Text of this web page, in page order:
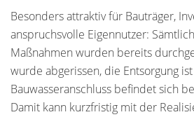
Besonders attraktiv für Bauträger,
anspruchsvolle Eigennutzer:
Maßnahmen wurden bereits
wurde abgerissen, die Entsorgung
Bauwasseranschluss befindet sich
Damit kann kurzfristig mit der